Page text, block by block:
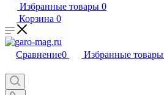
Избранные товары 0
Корзина 0
Сравнение0 Избранные товары